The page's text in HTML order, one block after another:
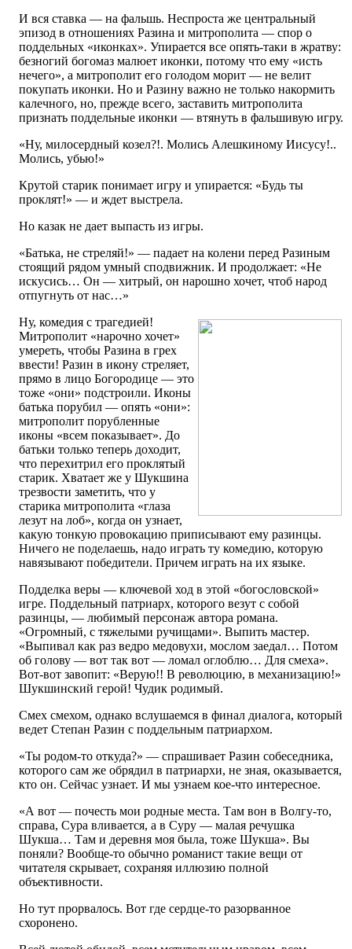
И вся ставка — на фальшь. Неспроста же центральный
эпизод в отношениях Разина и митрополита — спор о
поддельных «иконках». Упирается все опять-таки в жратву:
безногий богомаз малюет иконки, потому что ему «исть
нечего», а митрополит его голодом морит — не велит
покупать иконки. Но и Разину важно не только накормить
калечного, но, прежде всего, заставить митрополита
признать поддельные иконки — втянуть в фальшивую игру.
«Ну, милосердный козел?!. Молись Алешкиному Иисусу!..
Молись, убью!»
Крутой старик понимает игру и упирается: «Будь ты
проклят!» — и ждет выстрела.
Но казак не дает выпасть из игры.
«Батька, не стреляй!» — падает на колени перед Разиным
стоящий рядом умный сподвижник. И продолжает: «Не
искусись… Он — хитрый, он нарошно хочет, чтоб народ
отпугнуть от нас…»
Ну, комедия с трагедией!
Митрополит «нарочно хочет»
умереть, чтобы Разина в грех
ввести! Разин в икону стреляет,
прямо в лицо Богородице — это
тоже «они» подстроили. Иконы
батька порубил — опять «они»:
митрополит порубленные
иконы «всем показывает». До
батьки только теперь доходит,
что перехитрил его проклятый
старик. Хватает же у Шукшина
трезвости заметить, что у
старика митрополита «глаза
лезут на лоб», когда он узнает,
какую тонкую провокацию приписывают ему разинцы.
Ничего не поделаешь, надо играть ту комедию, которую
навязывают победители. Причем играть на их языке.
Подделка веры — ключевой ход в этой «богословской»
игре. Поддельный патриарх, которого везут с собой
разинцы, — любимый персонаж автора романа.
«Огромный, с тяжелыми ручищами». Выпить мастер.
«Выпивал как раз ведро медовухи, мослом заедал… Потом
об голову — вот так вот — ломал оглоблю… Для смеха».
Вот-вот завопит: «Верую!! В революцию, в механизацию!»
Шукшинский герой! Чудик родимый.
Смех смехом, однако вслушаемся в финал диалога, который
ведет Степан Разин с поддельным патриархом.
«Ты родом-то откуда?» — спрашивает Разин собеседника,
которого сам же обрядил в патриархи, не зная, оказывается,
кто он. Сейчас узнает. И мы узнаем кое-что интересное.
«А вот — почесть мои родные места. Там вон в Волгу-то,
справа, Сура вливается, а в Суру — малая речушка
Шукша… Там и деревня моя была, тоже Шукша». Вы
поняли? Вообще-то обычно романист такие вещи от
читателя скрывает, сохраняя иллюзию полной
объективности.
Но тут прорвалось. Вот где сердце-то разорванное
схоронено.